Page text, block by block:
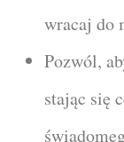
wracaj do
Pozwól,
stając się